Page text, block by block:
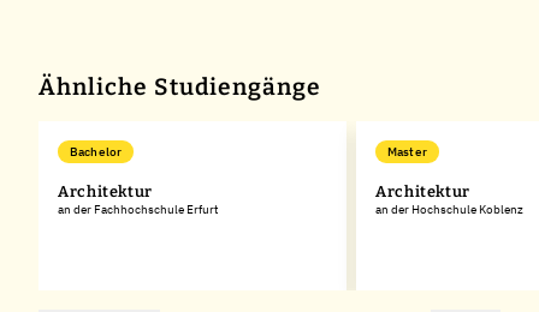
Ähnliche Studiengänge
Bachelor
Architektur
an der Fachhochschule Erfurt
Master
Architektur
an der Hochschule Koblenz